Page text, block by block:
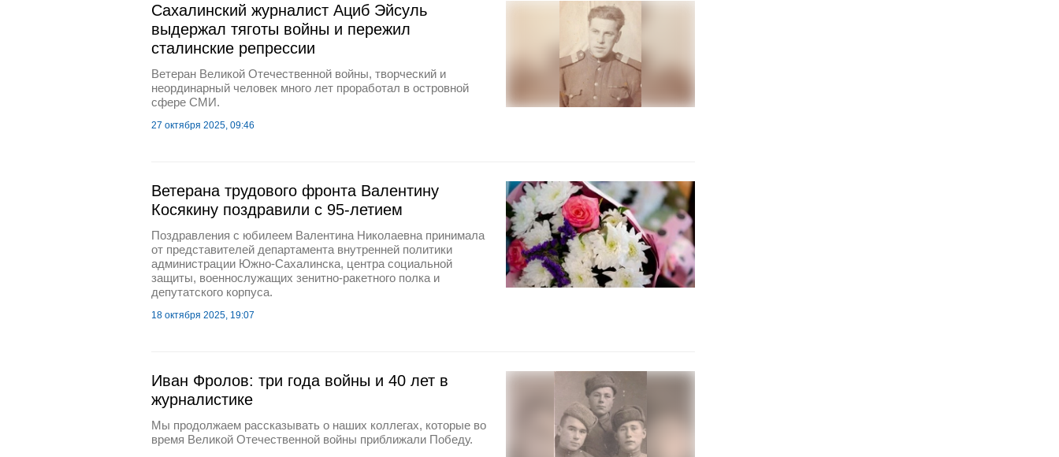
Сахалинский журналист Ациб Эйсуль
выдержал тяготы войны и пережил
сталинские репрессии
Ветеран Великой Отечественной войны, творческий и
неординарный человек много лет проработал в островной
сфере СМИ.
27 октября 2025, 09:46
Ветерана трудового фронта Валентину
Косякину поздравили с 95-летием
Поздравления с юбилеем Валентина Николаевна принимала
от представителей департамента внутренней политики
администрации Южно-Сахалинска, центра социальной
защиты, военнослужащих зенитно-ракетного полка и
депутатского корпуса.
18 октября 2025, 19:07
Иван Фролов: три года войны и 40 лет в
журналистике
Мы продолжаем рассказывать о наших коллегах, которые во
время Великой Отечественной войны приближали Победу.